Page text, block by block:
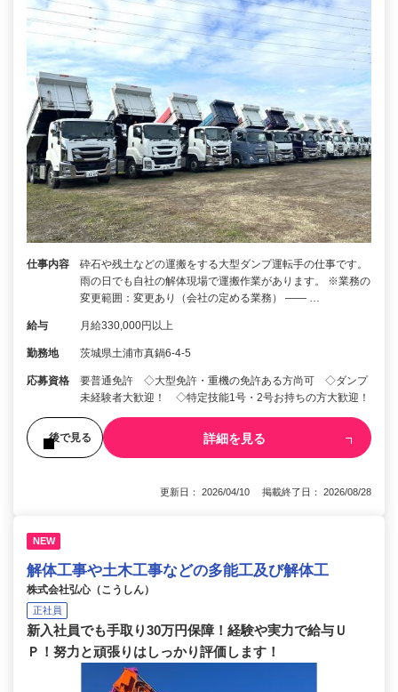
仕事内容
砕石や残土などの運搬をする大型ダンプ運転手の仕事です。
雨の日でも自社の解体現場で運搬作業があります。 ※業務の
変更範囲：変更あり（会社の定める業務） ―― …
給与 月給330,000円以上
勤務地 茨城県土浦市真鍋6-4-5
応募資格
要普通免許 ◇大型免許・重機の免許ある方尚可 ◇ダンプ
未経験者大歓迎！ ◇特定技能1号・2号お持ちの方大歓迎！
後で見る 詳細を見る
更新日： 2026/04/10 掲載終了日： 2026/08/28
NEW
解体工事や土木工事などの多能工及び解体工
株式会社弘心（こうしん）
正社員
新入社員でも手取り30万円保障！経験や実力で給与Ｕ
Ｐ！努力と頑張りはしっかり評価します！